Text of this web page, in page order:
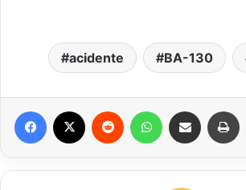
acidente BA-130
Facebook Reddit WhatsAppCompartilhar via e-mail